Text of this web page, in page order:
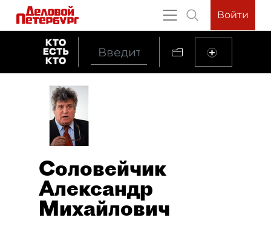
Войти
Соловейчик
Александр
Михайлович